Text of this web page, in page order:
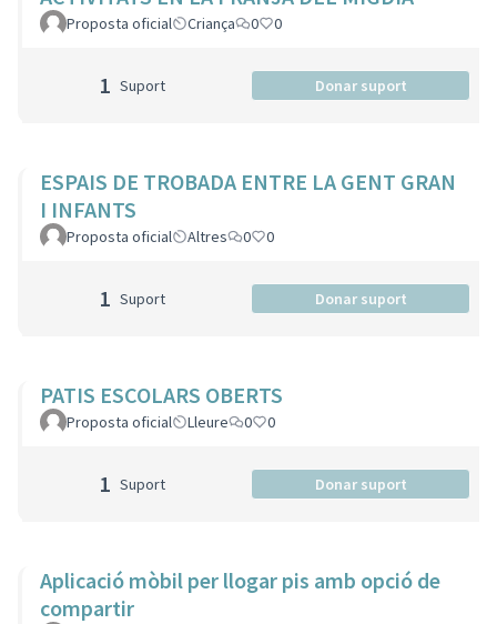
Proposta oficial Criança 0 0
1 Suport Donar suport
ESPAIS DE TROBADA ENTRE LA GENT GRAN
I INFANTS
Proposta oficial Altres 0 0
1 Suport Donar suport
PATIS ESCOLARS OBERTS
Proposta oficial Lleure 0 0
1 Suport Donar suport
Aplicació mòbil per llogar pis amb opció de
compartir